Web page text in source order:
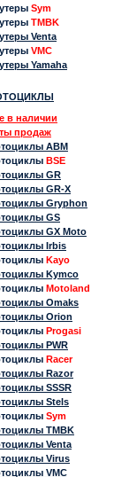
Sym
TMBK
Venta
VMC
Yamaha
в наличии
продаж
ABM
BSE
GR
GR-X
Gryphon
GS
GX Moto
Irbis
Kayo
Kymco
Motoland
Omaks
Orion
Progasi
PWR
Racer
Razor
SSSR
Stels
Sym
TMBK
Venta
Virus
VMC